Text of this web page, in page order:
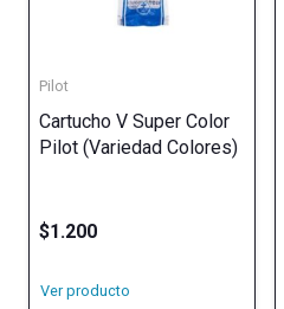
Pilot
Cartucho V Super Color
Pilot (Variedad Colores)
$1.200
Ver producto